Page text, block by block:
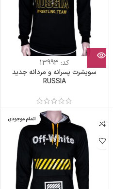
کد: 13993
سویشرت پسرانه و مردانه جدید
RUSSIA
اتمام موجودی